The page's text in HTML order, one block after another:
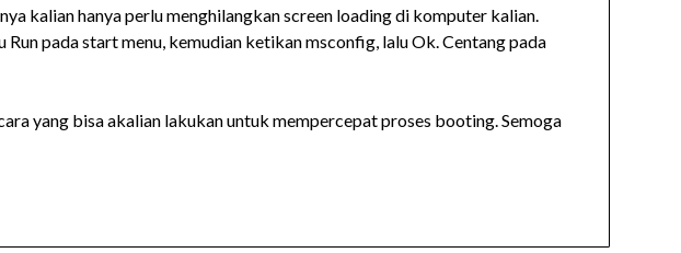
kalian hanya perlu menghilangkan screen loading di komputer kalian.
Run pada start menu, kemudian ketikan msconfig, lalu Ok. Centang pada
yang bisa akalian lakukan untuk mempercepat proses booting. Semoga